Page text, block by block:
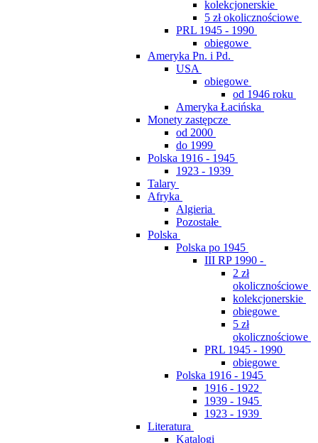
kolekcjonerskie
5 zł okolicznościowe
PRL 1945 - 1990
obiegowe
Ameryka Pn. i Pd.
USA
obiegowe
od 1946 roku
Ameryka Łacińska
Monety zastępcze
od 2000
do 1999
Polska 1916 - 1945
1923 - 1939
Talary
Afryka
Algieria
Pozostałe
Polska
Polska po 1945
III RP 1990 -
2 zł
okolicznościowe
kolekcjonerskie
obiegowe
5 zł
okolicznościowe
PRL 1945 - 1990
obiegowe
Polska 1916 - 1945
1916 - 1922
1939 - 1945
1923 - 1939
Literatura
Katalogi